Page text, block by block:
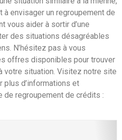
à envisager un regroupement de
vous aider à sortir d’une
des situations désagréables
N’hésitez pas à vous
offres disponibles pour trouver
votre situation. Visitez notre site
plus d’informations et
de regroupement de crédits :